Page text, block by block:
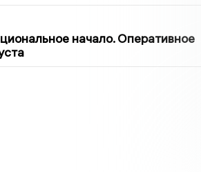
начало. Оперативное